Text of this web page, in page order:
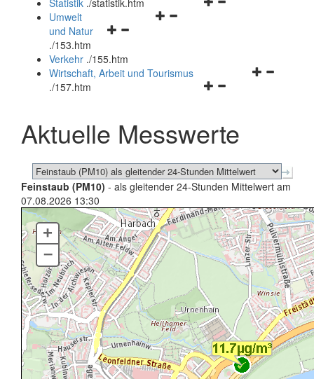
Navigationsmenü
Statistik ./statistik.htm
Navigationsmenü
und
schließen
Umwelt
und Natur
./153.htm
Verkehr ./155.htm
Navigationsmenü
schließen
Wirtschaft, Arbeit und Tourismus
./157.htm
Aktuelle Messwerte
Feinstaub (PM10) - als gleitender 24-Stunden Mittelwert am
07.08.2026 13:30
+
–